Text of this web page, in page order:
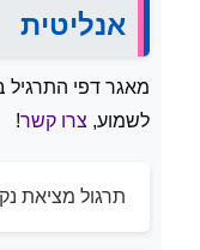
אנליטית
מאגר דפי התרגיל
לשמוע, צרו קשר!
תרגול מציאת